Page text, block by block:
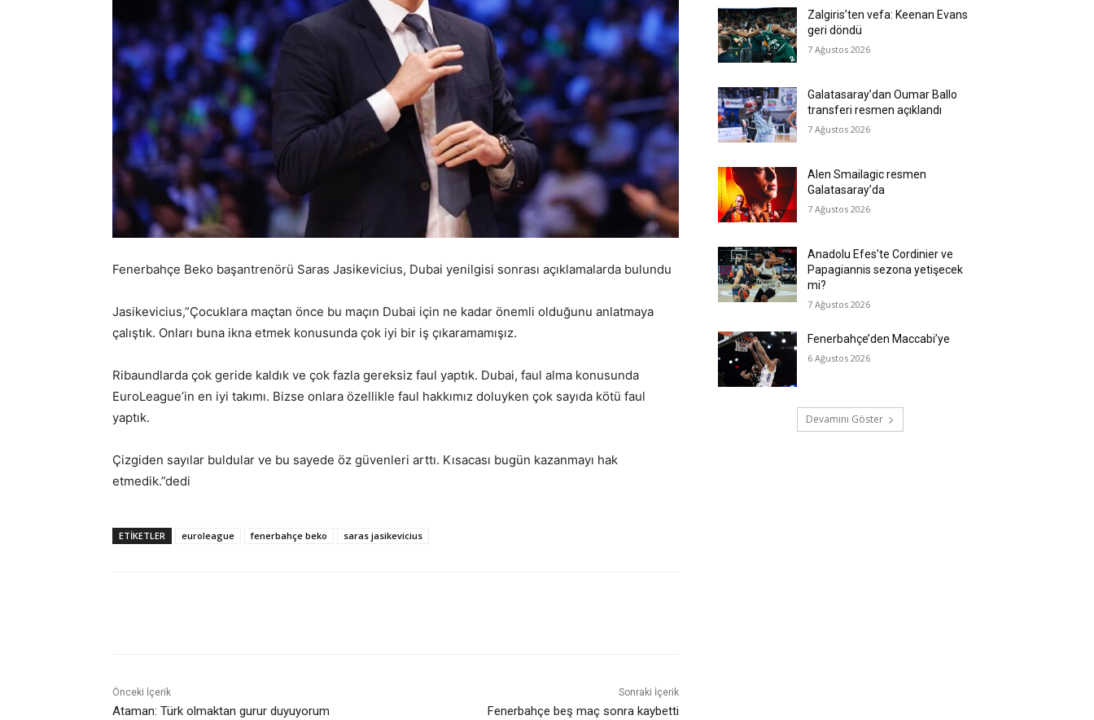
Fenerbahçe Beko başantrenörü Saras Jasikevicius, Dubai yenilgisi sonrası açıklamalarda bulundu
Jasikevicius,”Çocuklara maçtan önce bu maçın Dubai için ne kadar önemli olduğunu anlatmaya
çalıştık. Onları buna ikna etmek konusunda çok iyi bir iş çıkaramamışız.
Ribaundlarda çok geride kaldık ve çok fazla gereksiz faul yaptık. Dubai, faul alma konusunda
EuroLeague’in en iyi takımı. Bizse onlara özellikle faul hakkımız doluyken çok sayıda kötü faul
yaptık.
Çizgiden sayılar buldular ve bu sayede öz güvenleri arttı. Kısacası bugün kazanmayı hak
etmedik.”dedi
ETIKETLER euroleague fenerbahçe beko saras jasikevicius
Önceki İçerik
Ataman: Türk olmaktan gurur duyuyorum
Sonraki İçerik
Fenerbahçe beş maç sonra kaybetti
Zalgiris’ten vefa: Keenan Evans
geri döndü
7 Ağustos 2026
Galatasaray’dan Oumar Ballo
transferi resmen açıklandı
7 Ağustos 2026
Alen Smailagic resmen
Galatasaray’da
7 Ağustos 2026
Anadolu Efes’te Cordinier ve
Papagiannis sezona yetişecek
mi?
7 Ağustos 2026
Fenerbahçe’den Maccabi’ye
6 Ağustos 2026
Devamını Göster